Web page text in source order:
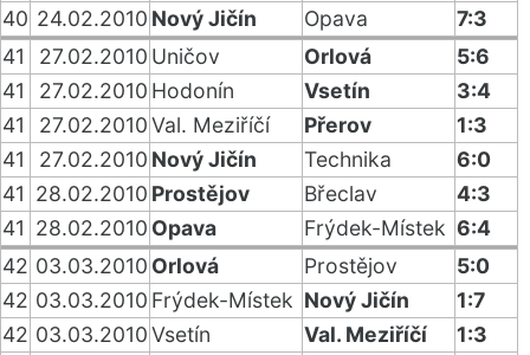
40 24.02.2010 Nový Jičín Opava
7:3
41
27.02.2010 Uničov Orlová
5:6
41
27.02.2010 Hodonín Vsetín
3:4
41
27.02.2010Val. Meziříčí Přerov
1:3
41
27.02.2010 Nový Jičín Technika
6:0
41 28.02.2010 Prostějov Břeclav
4:3
41 28.02.2010 Opava Frýdek-Místek 6:4
42 03.03.2010 Orlová Prostějov
5:0
42 03.03.2010 Frýdek-Místek Nový Jičín
1:7
42 03.03.2010Vsetín Val. Meziříčí
1:3